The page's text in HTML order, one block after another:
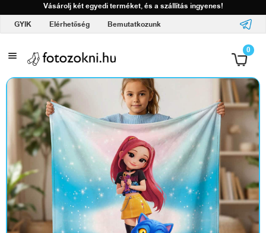
Vásárolj két egyedi terméket, és a szállítás ingyenes!
GYIK
Elérhetőség Bemutatkozunk
0
A
l
o
g
ó
d
d
a